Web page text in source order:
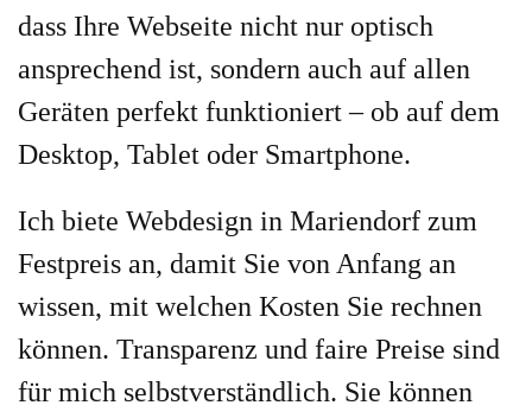
dass Ihre Webseite nicht nur optisch
ansprechend ist, sondern auch auf allen
Geräten perfekt funktioniert – ob auf dem
Desktop, Tablet oder Smartphone.
Ich biete Webdesign in Mariendorf zum
Festpreis an, damit Sie von Anfang an
wissen, mit welchen Kosten Sie rechnen
können. Transparenz und faire Preise sind
für mich selbstverständlich. Sie können